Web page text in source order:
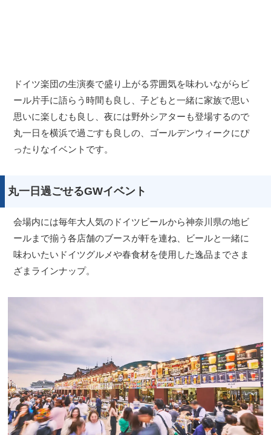
ドイツ楽団の生演奏で盛り上がる雰囲気を味わいながらビ
ール片手に語らう時間も良し、子どもと一緒に家族で思い
思いに楽しむも良し、夜には野外シアターも登場するので
丸一日を横浜で過ごすも良しの、ゴールデンウィークにぴ
ったりなイベントです。
丸一日過ごせるGWイベント
会場内には毎年大人気のドイツビールから神奈川県の地ビ
ールまで揃う各店舗のブースが軒を連ね、ビールと一緒に
味わいたいドイツグルメや春食材を使用した逸品までさま
ざまラインナップ。